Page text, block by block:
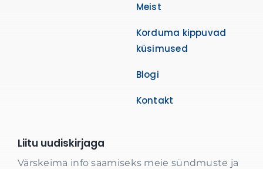
Meist
Korduma kippuvad
küsimused
Blogi
Kontakt
Liitu uudiskirjaga
Värskeima info saamiseks meie sündmuste ja